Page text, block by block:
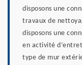
disposons une
travaux de
disposons une
en activité
type de mur